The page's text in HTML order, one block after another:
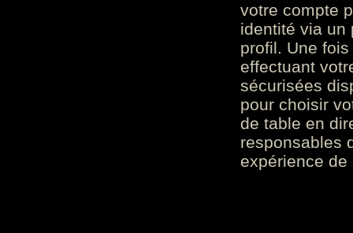
votre compte
identité via un
profil. Une
effectuant
sécurisées
pour choisir
de table en
responsables
expérience